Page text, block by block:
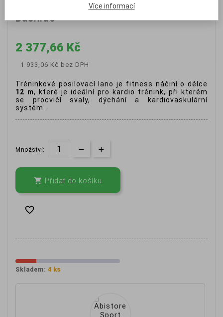
Tréninkové posilovací lano C12 DBX
Bushido
2 377,66 Kč
1 933,06 Kč bez DPH
Tréninkové posilovací lano je fitness náčiní o délce
12 m, které je ideální pro kardio trénink, při kterém
se procvičí svaly, dýchání a kardiovaskulární
systém.
Množství:
 Přidat do košíku

Skladem: 4 ks
Více informací